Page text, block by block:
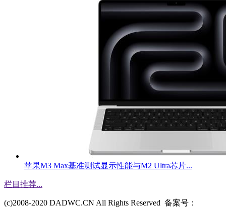
苹果M3 Max基准测试显示性能与M2 Ultra芯片...
栏目推荐...
(c)2008-2020 DADWC.CN All Rights Reserved 备案号：